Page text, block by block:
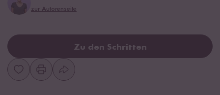
zur Autorenseite
Zu den Schritten